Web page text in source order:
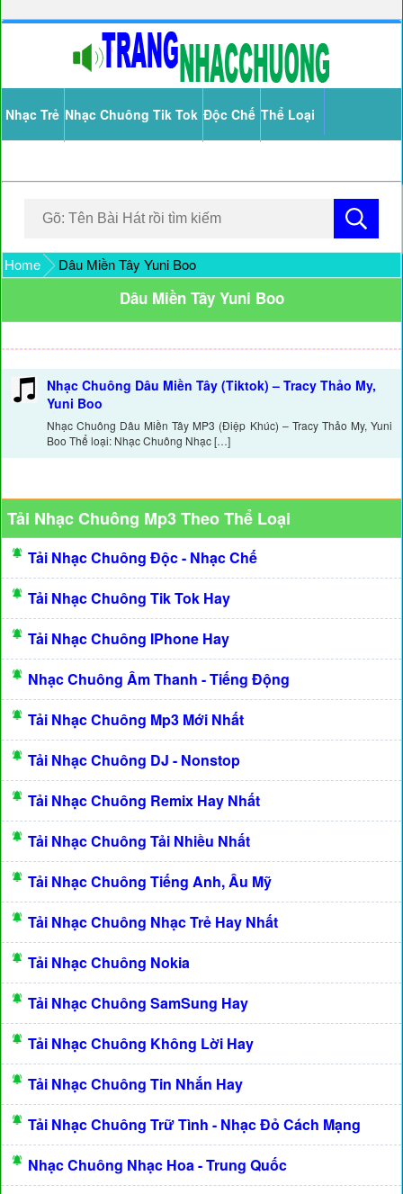
Nhạc Trẻ Nhạc Chuông Tik Tok Độc Chế Thể Loại
Home Dâu Miền Tây Yuni Boo
Dâu Miền Tây Yuni Boo
Nhạc Chuông Dâu Miền Tây (Tiktok) – Tracy Thảo My,
Yuni Boo
Nhạc Chuông Dâu Miền Tây MP3 (Điệp Khúc) – Tracy Thảo My, Yuni
Boo Thể loại: Nhạc Chuông Nhạc […]
Tải Nhạc Chuông Mp3 Theo Thể Loại
Tải Nhạc Chuông Độc - Nhạc Chế
Tải Nhạc Chuông Tik Tok Hay
Tải Nhạc Chuông IPhone Hay
Nhạc Chuông Âm Thanh - Tiếng Động
Tải Nhạc Chuông Mp3 Mới Nhất
Tải Nhạc Chuông DJ - Nonstop
Tải Nhạc Chuông Remix Hay Nhất
Tải Nhạc Chuông Tải Nhiều Nhất
Tải Nhạc Chuông Tiếng Anh, Âu Mỹ
Tải Nhạc Chuông Nhạc Trẻ Hay Nhất
Tải Nhạc Chuông Nokia
Tải Nhạc Chuông SamSung Hay
Tải Nhạc Chuông Không Lời Hay
Tải Nhạc Chuông Tin Nhắn Hay
Tải Nhạc Chuông Trữ Tình - Nhạc Đỏ Cách Mạng
Nhạc Chuông Nhạc Hoa - Trung Quốc